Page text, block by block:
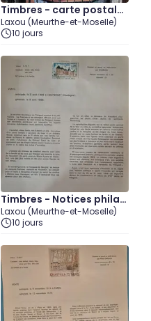
Timbres - carte postale
(3) - 14 juillet
Laxou (Meurthe-et-Moselle)
10 jours
Timbres - Notices philat
éliques 1969 (lot3)
Laxou (Meurthe-et-Moselle)
10 jours